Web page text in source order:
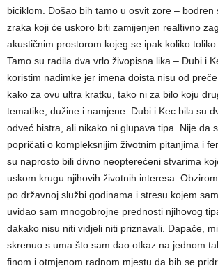
biciklom. Došao bih tamo u osvit zore – bodren
zraka koji će uskoro biti zamijenjen realtivno
akustičnim prostorom kojeg se ipak koliko toliko
Tamo su radila dva vrlo živopisna lika – Dubi i
koristim nadimke jer imena doista nisu od
kako za ovu ultra kratku, tako ni za bilo koju
tematike, dužine i namjene. Dubi i Kec bila su
odveć bistra, ali nikako ni glupava tipa. Nije da
popričati o kompleksnijim životnim pitanjima i
su naprosto bili divno neopterećeni stvarima
uskom krugu njihovih životnih interesa.
po državnoj službi godinama i stresu kojem
uviđao sam mnogobrojne prednosti njihovog
dakako nisu niti vidjeli niti priznavali. Dapače,
skrenuo s uma što sam dao otkaz na jednom
finom i otmjenom radnom mjestu da bih se